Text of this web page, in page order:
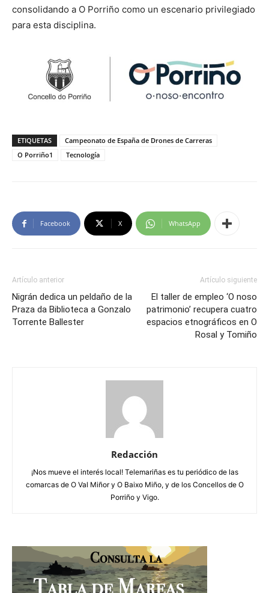
consolidando a O Porriño como un escenario privilegiado
para esta disciplina.
ETIQUETAS
Campeonato de España de Drones de Carreras
O Porriño1
Tecnología
Facebook X WhatsApp
Artículo anterior
Nigrán dedica un peldaño de la
Praza da Biblioteca a Gonzalo
Torrente Ballester
Artículo siguiente
El taller de empleo ‘O noso
patrimonio’ recupera cuatro
espacios etnográficos en O
Rosal y Tomiño
Redacción
¡Nos mueve el interés local! Telemariñas es tu periódico de las
comarcas de O Val Miñor y O Baixo Miño, y de los Concellos de O
Porriño y Vigo.